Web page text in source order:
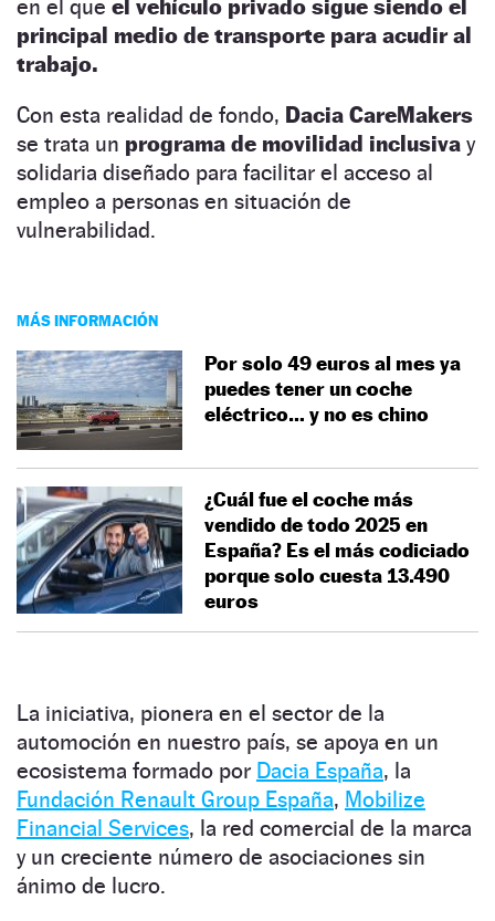
en el que el vehículo privado sigue siendo el
principal medio de transporte para acudir al
trabajo.
Con esta realidad de fondo, Dacia CareMakers
se trata un programa de movilidad inclusiva y
solidaria diseñado para facilitar el acceso al
empleo a personas en situación de
vulnerabilidad.
MÁS INFORMACIÓN
Por solo 49 euros al mes ya
puedes tener un coche
eléctrico… y no es chino
¿Cuál fue el coche más
vendido de todo 2025 en
España? Es el más codiciado
porque solo cuesta 13.490
euros
La iniciativa, pionera en el sector de la
automoción en nuestro país, se apoya en un
ecosistema formado por Dacia España, la
Fundación Renault Group España, Mobilize
Financial Services, la red comercial de la marca
y un creciente número de asociaciones sin
ánimo de lucro.